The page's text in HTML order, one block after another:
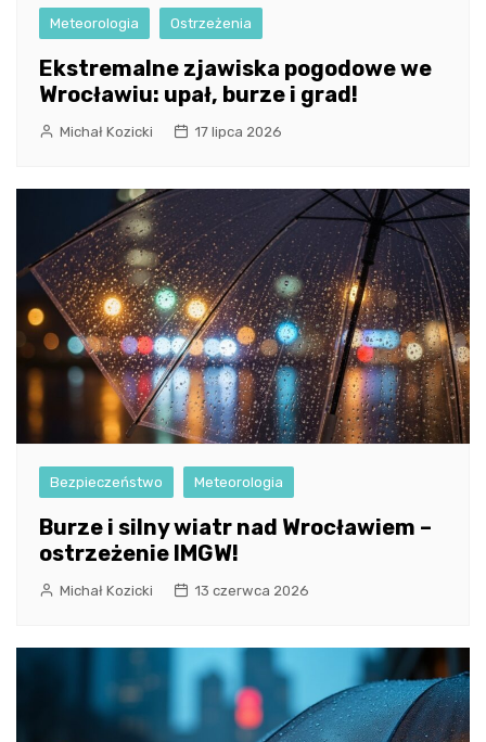
Meteorologia Ostrzeżenia
Ekstremalne zjawiska pogodowe we
Wrocławiu: upał, burze i grad!
Michał Kozicki 17 lipca 2026
Bezpieczeństwo Meteorologia
Burze i silny wiatr nad Wrocławiem –
ostrzeżenie IMGW!
Michał Kozicki 13 czerwca 2026